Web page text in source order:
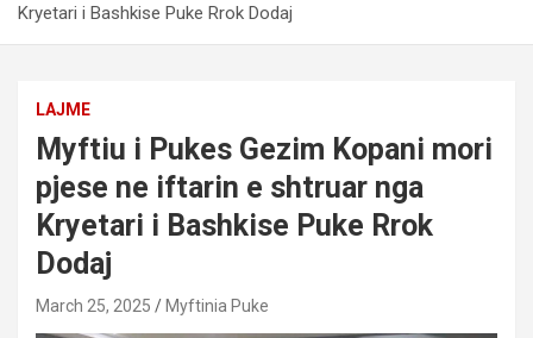
Kryetari i Bashkise Puke Rrok Dodaj
LAJME
Myftiu i Pukes Gezim Kopani mori
pjese ne iftarin e shtruar nga
Kryetari i Bashkise Puke Rrok
Dodaj
March 25, 2025 Myftinia Puke